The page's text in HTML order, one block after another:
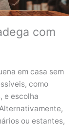
com
em casa sem
como
e escolha
ou estantes,